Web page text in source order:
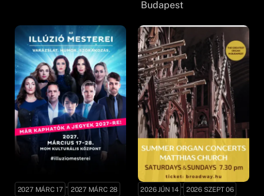
Budapest
2027 MÁRC 17 - 2027 MÁRC 28 2026 JÚN 14 - 2026 SZEPT 06